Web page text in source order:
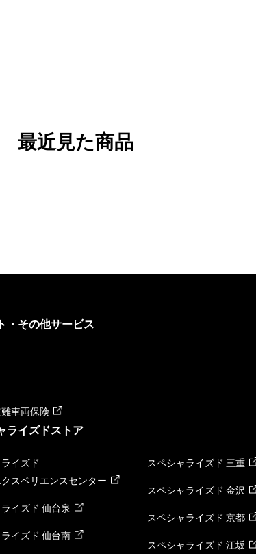
最近見た商品
・その他サービス
車両保険
ライズドストア
イズド
スペリエンスセンター
イズド 仙台泉
イズド 仙台南
スペシャライズド 三重
スペシャライズド 金沢
スペシャライズド 京都
スペシャライズド 江坂